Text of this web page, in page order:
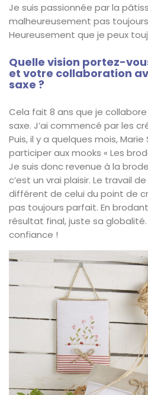
Je suis passionnée par la
malheureusement pas
Heureusement que je peux
Quelle vision portez-
et votre collaboration
saxe ?
Cela fait 8 ans que je
saxe. J’ai commencé par les
Puis, il y a quelques mois,
participer aux mooks « Les
Je suis donc revenue à la
c’est un vrai plaisir. Le travail
différent de celui du point de
pas toujours parfait. En
résultat final, juste sa
confiance !